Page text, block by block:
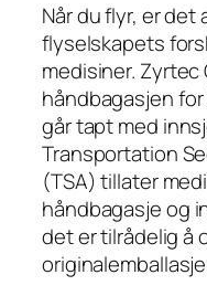
Når du flyr, er det
flyselskapets
medisiner. Zyrtec
håndbagasjen
går tapt med
Transportation
(TSA) tillater
håndbagasje og
det er tilrådelig å